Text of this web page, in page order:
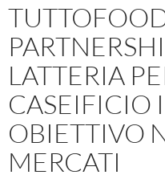
LATTERIA
CASEIFICIO
OBIETTIVO
MERCATI